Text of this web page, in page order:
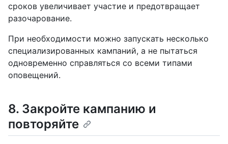
сроков увеличивает участие и предотвращает
разочарование.
При необходимости можно запускать несколько
специализированных кампаний, а не пытаться
одновременно справляться со всеми типами
оповещений.
8. Закройте кампанию и
повторяйте